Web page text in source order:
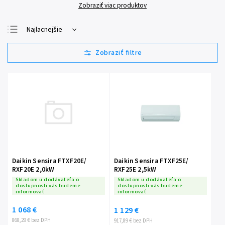
Zobraziť viac produktov
Najlacnejšie
Najdrahšie
Najpredávanejšie
Daikin Sensira FTXF20E/
RXF20E 2,0kW
Skladom u dodávateľa o
dostupnosti vás budeme
informovať
868,29 € bez DPH
1 068 €
Daikin Sensira FTXF25E/
RXF25E 2,5kW
Skladom u dodávateľa o
dostupnosti vás budeme
informovať
917,89 € bez DPH
1 129 €